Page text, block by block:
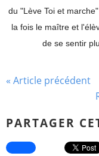
du "Lève Toi et
la fois le maître et
de se sentir
« Article précédent
PARTAGER